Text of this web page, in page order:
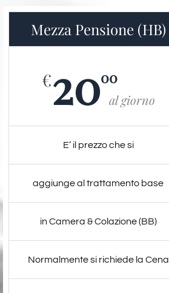
Mezza Pensione (HB)
€2000
al giorno
E’ il prezzo che si
aggiunge al trattamento base
in Camera & Colazione (BB)
Normalmente si richiede la Cena